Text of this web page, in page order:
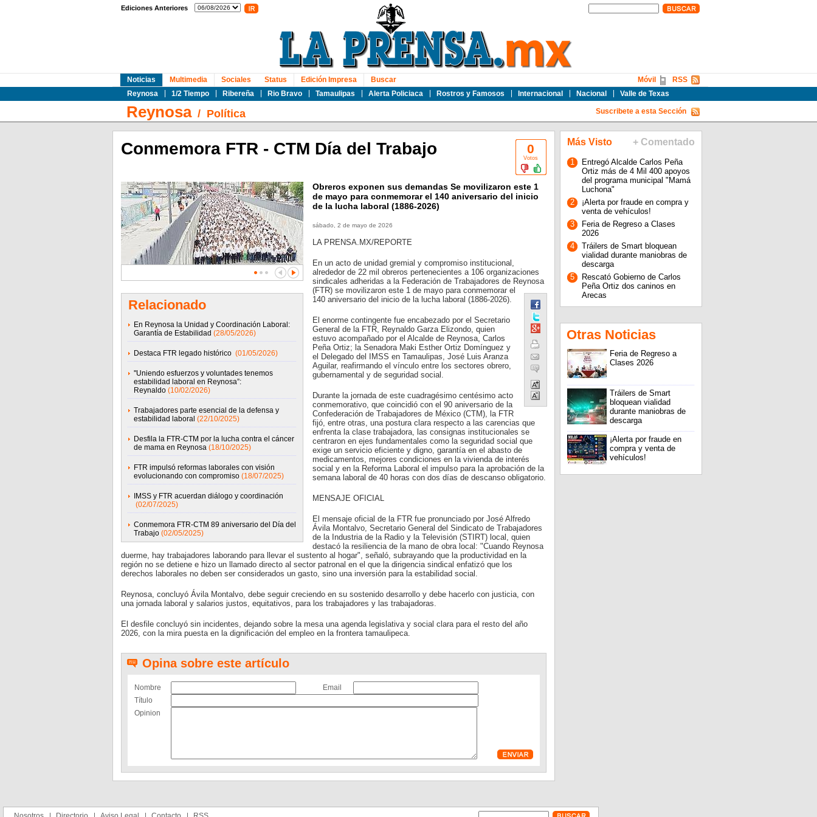
Ediciones Anteriores
Noticias
Reynosa
1/2 Tiempo Ribereña Rio Bravo Tamaulipas Alerta Policiaca Rostros y Famosos Internacional Nacional Valle de Texas
Multimedia Sociales Status Edición Impresa Buscar RSS
Móvil
Reynosa/ Política Suscribete a esta Sección
0
Votos
Conmemora FTR - CTM Día del Trabajo
Relacionado
En Reynosa la Unidad y Coordinación Laboral:
Garantía de Estabilidad (28/05/2026)
Destaca FTR legado histórico (01/05/2026)
''Uniendo esfuerzos y voluntades tenemos
estabilidad laboral en Reynosa”:
Reynaldo (10/02/2026)
Trabajadores parte esencial de la defensa y
estabilidad laboral (22/10/2025)
Desfila la FTR-CTM por la lucha contra el cáncer
de mama en Reynosa (18/10/2025)
FTR impulsó reformas laborales con visión
evolucionando con compromiso (18/07/2025)
IMSS y FTR acuerdan diálogo y coordinación
(02/07/2025)
Conmemora FTR-CTM 89 aniversario del Día del
Trabajo (02/05/2025)
Obreros exponen sus demandas Se movilizaron este 1
de mayo para conmemorar el 140 aniversario del inicio
de la lucha laboral (1886-2026)
sábado, 2 de mayo de 2026
LA PRENSA.MX/REPORTE
En un acto de unidad gremial y compromiso institucional,
alrededor de 22 mil obreros pertenecientes a 106 organizaciones
sindicales adheridas a la Federación de Trabajadores de Reynosa
(FTR) se movilizaron este 1 de mayo para conmemorar el
140 aniversario del inicio de la lucha laboral (1886-2026).
El enorme contingente fue encabezado por el Secretario
General de la FTR, Reynaldo Garza Elizondo, quien
estuvo acompañado por el Alcalde de Reynosa, Carlos
Peña Ortiz; la Senadora Maki Esther Ortiz Domínguez y
el Delegado del IMSS en Tamaulipas, José Luis Aranza
Aguilar, reafirmando el vínculo entre los sectores obrero,
gubernamental y de seguridad social.
Durante la jornada de este cuadragésimo centésimo acto
conmemorativo, que coincidió con el 90 aniversario de la
Confederación de Trabajadores de México (CTM), la FTR
fijó, entre otras, una postura clara respecto a las carencias que
enfrenta la clase trabajadora, las consignas institucionales se
centraron en ejes fundamentales como la seguridad social que
exige un servicio eficiente y digno, garantía en el abasto de
medicamentos, mejores condiciones en la vivienda de interés
social y en la Reforma Laboral el impulso para la aprobación de la
semana laboral de 40 horas con dos días de descanso obligatorio.
MENSAJE OFICIAL
El mensaje oficial de la FTR fue pronunciado por José Alfredo
Ávila Montalvo, Secretario General del Sindicato de Trabajadores
de la Industria de la Radio y la Televisión (STIRT) local, quien
destacó la resiliencia de la mano de obra local: "Cuando Reynosa
duerme, hay trabajadores laborando para llevar el sustento al hogar", señaló, subrayando que la productividad en la
región no se detiene e hizo un llamado directo al sector patronal en el que la dirigencia sindical enfatizó que los
derechos laborales no deben ser considerados un gasto, sino una inversión para la estabilidad social.
Reynosa, concluyó Ávila Montalvo, debe seguir creciendo en su sostenido desarrollo y debe hacerlo con justicia, con
una jornada laboral y salarios justos, equitativos, para los trabajadores y las trabajadoras.
El desfile concluyó sin incidentes, dejando sobre la mesa una agenda legislativa y social clara para el resto del año
2026, con la mira puesta en la dignificación del empleo en la frontera tamaulipeca.
Opina sobre este artículo
Nombre
Email
Título
Opinion
Más Visto + Comentado
1
Entregó Alcalde Carlos Peña
Ortiz más de 4 Mil 400 apoyos
del programa municipal "Mamá
Luchona"
2
¡Alerta por fraude en compra y
venta de vehículos!
3
Feria de Regreso a Clases
2026
4
Tráilers de Smart bloquean
vialidad durante maniobras de
descarga
5
Rescató Gobierno de Carlos
Peña Ortiz dos caninos en
Arecas
Otras Noticias
Feria de Regreso a
Clases 2026
Tráilers de Smart
bloquean vialidad
durante maniobras de
descarga
¡Alerta por fraude en
compra y venta de
vehículos!